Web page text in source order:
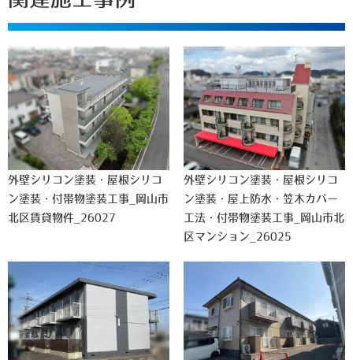
外壁シリコン塗装・屋根シリコ
ン塗装・付帯物塗装工事_岡山市
北区賃貸物件_26027
外壁シリコン塗装・屋根シリコ
ン塗装・屋上防水・笠木カバー
工法・付帯物塗装工事_岡山市北
区マンション_26025